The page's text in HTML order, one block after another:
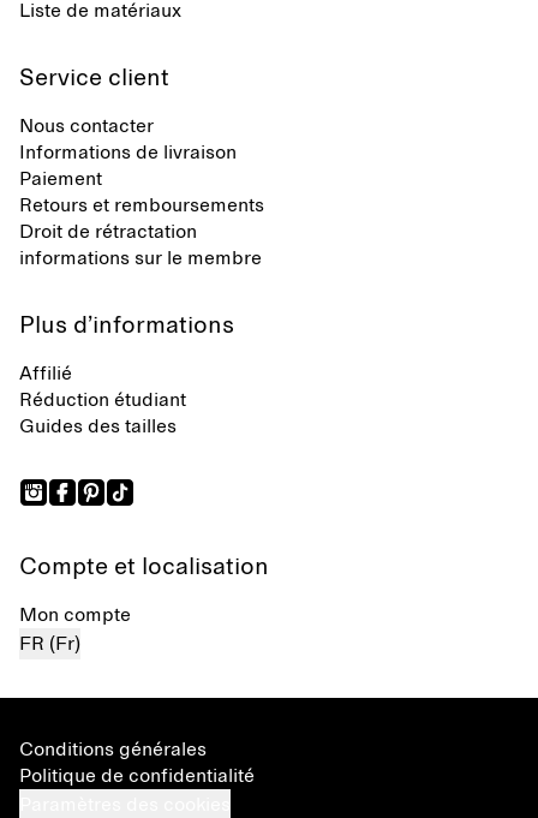
Liste de matériaux
Service client
Nous contacter
Informations de livraison
Paiement
Retours et remboursements
Droit de rétractation
informations sur le membre
Plus d’informations
Affilié
Réduction étudiant
Guides des tailles
Compte et localisation
Mon compte
FR (Fr)
Conditions générales
Politique de confidentialité